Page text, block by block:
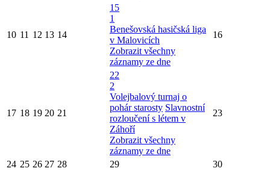
10 11 12 13 14
15
1
Benešovská hasičská liga
v Malovicích
Zobrazit všechny
záznamy ze dne
16
17 18 19 20 21
22
2
Volejbalový turnaj o
pohár starosty Slavnostní
rozloučení s létem v
Záhoří
Zobrazit všechny
záznamy ze dne
23
24 25 26 27 28 29 30